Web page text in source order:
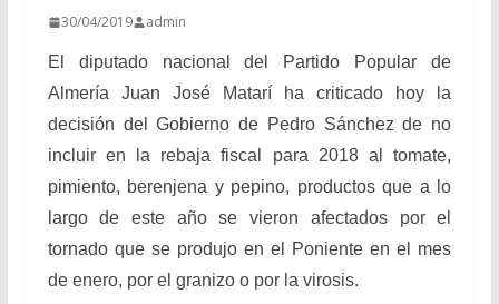
30/04/2019 admin
El diputado nacional del Partido Popular de
Almería Juan José Matarí ha criticado hoy la
decisión del Gobierno de Pedro Sánchez de no
incluir en la rebaja fiscal para 2018 al tomate,
pimiento, berenjena y pepino, productos que a lo
largo de este año se vieron afectados por el
tornado que se produjo en el Poniente en el mes
de enero, por el granizo o por la virosis.